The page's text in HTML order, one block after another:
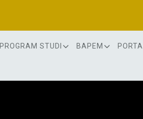
PROGRAM STUDI BAPEM PORTAL